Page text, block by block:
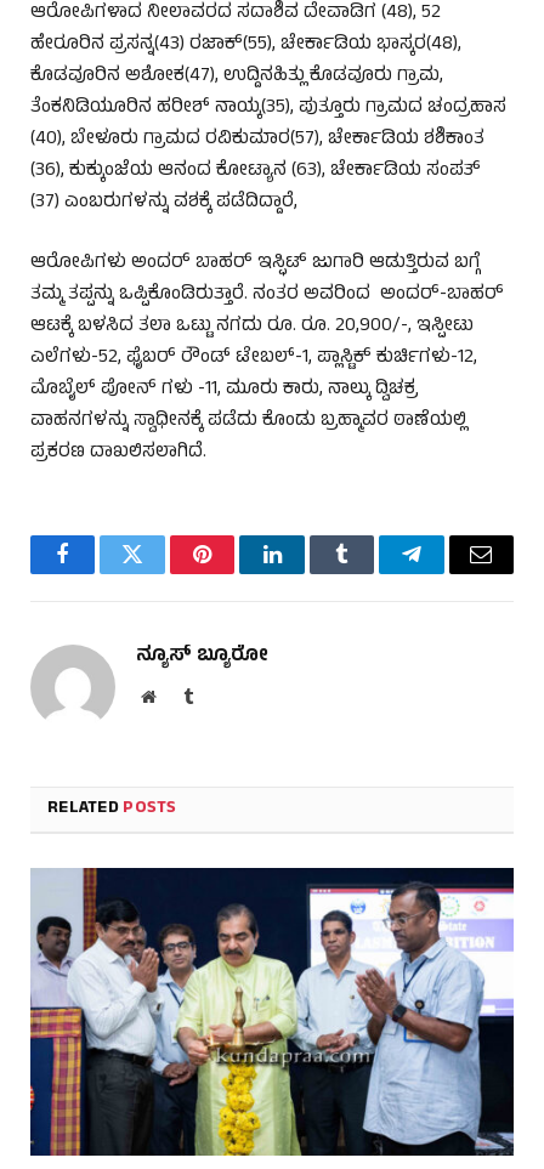
ಆರೋಪಿಗಳಾದ ನೀಲಾವರದ ಸದಾಶಿವ ದೇವಾಡಿಗ (48), 52
ಹೇರೂರಿನ ಪ್ರಸನ್ನ(43) ರಜಾಕ್(55), ಚೇರ್ಕಾಡಿಯ ಭಾಸ್ಕರ(48),
ಕೊಡವೂರಿನ ಅಶೋಕ(47), ಉದ್ದಿನಹಿತ್ಲು ಕೊಡವೂರು ಗ್ರಾಮ,
ತೆಂಕನಿಡಿಯೂರಿನ ಹರೀಶ್‌ ನಾಯ್ಕ(35), ಪುತ್ತೂರು ಗ್ರಾಮದ ಚಂದ್ರಹಾಸ
(40), ಬೇಳೂರು ಗ್ರಾಮದ ರವಿಕುಮಾರ(57), ಚೇರ್ಕಾಡಿಯ ಶಶಿಕಾಂತ
(36), ಕುಕ್ಕುಂಜೆಯ ಆನಂದ ಕೋಟ್ಯಾನ (63), ಚೇರ್ಕಾಡಿಯ ಸಂಪತ್
(37) ಎಂಬರುಗಳನ್ನು ವಶಕ್ಕೆ ಪಡೆದಿದ್ದಾರೆ,
ಆರೋಪಿಗಳು ಅಂದರ್‌ ಬಾಹರ್‌ ಇಸ್ಫಿಟ್ ಜುಗಾರಿ ಆಡುತ್ತಿರುವ ಬಗ್ಗೆ
ತಮ್ಮ ತಪ್ಪನ್ನು ಒಪ್ಪಿಕೊಂಡಿರುತ್ತಾರೆ. ನಂತರ ಅವರಿಂದ ಅಂದರ್-ಬಾಹರ್
ಆಟಕ್ಕೆ ಬಳಸಿದ ತಲಾ ಒಟ್ಟು ನಗದು ರೂ. ರೂ. 20,900/-, ಇಸ್ಪೀಟು
ಎಲೆಗಳು-52, ಫೈಬರ್ ರೌಂಡ್ ಟೇಬಲ್-1, ಪ್ಲಾಸ್ಟಿಕ್ ಕುರ್ಚಿಗಳು-12,
ಮೊಬೈಲ್ ಪೋನ್ ಗಳು -11, ಮೂರು ಕಾರು, ನಾಲ್ಕು ದ್ವಿಚಕ್ರ
ವಾಹನಗಳನ್ನು ಸ್ವಾಧೀನಕ್ಕೆ ಪಡೆದು ಕೊಂಡು ಬ್ರಹ್ಮಾವರ ಠಾಣೆಯಲ್ಲಿ
ಪ್ರಕರಣ ದಾಖಲಿಸಲಾಗಿದೆ.
FacebookTwitter PinterestLinkedInTumblr TelegramEmail
ನ್ಯೂಸ್ ಬ್ಯೂರೋ
WebsiteTumblr
RELATEDPOSTS